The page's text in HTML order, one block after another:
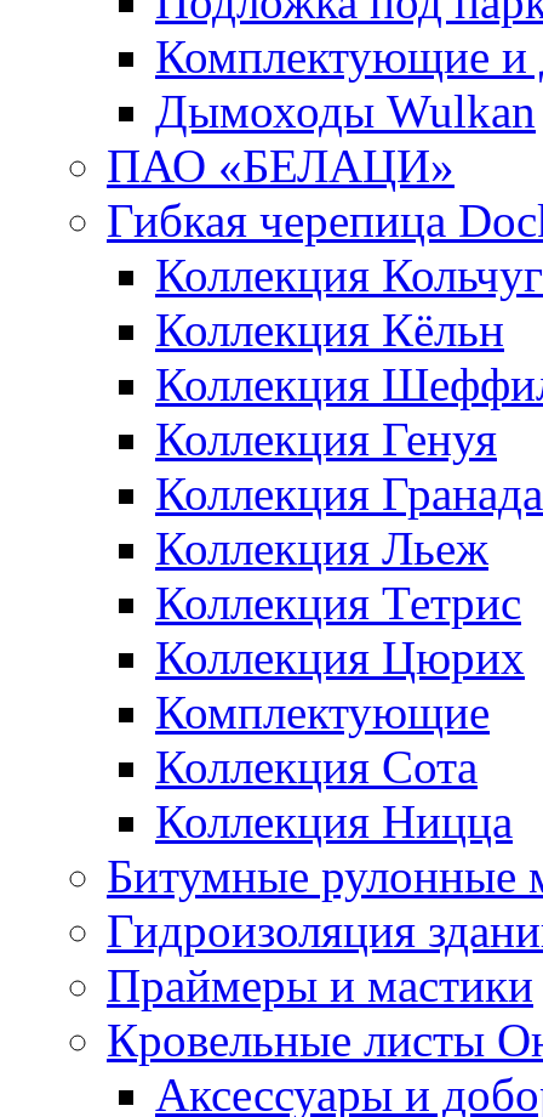
Комплектующие и
Дымоходы Wulkan
ПАО «БЕЛАЦИ»
Гибкая черепица
Коллекция
Коллекция Кёльн
Коллекция
Коллекция Генуя
Коллекция Гранада
Коллекция Льеж
Коллекция Тетрис
Коллекция Цюрих
Комплектующие
Коллекция Сота
Коллекция Ницца
Битумные рулонные
Гидроизоляция
Праймеры и мастики
Кровельные листы
Аксессуары и